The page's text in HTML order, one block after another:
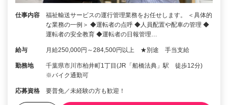
仕事内容
福祉輸送サービスの運行管理業務をお任せします。 ＜具体的
な業務の一例＞ ◆運転者の点呼 ◆人員配置や配車の管理 ◆
運転者の安全教育 ◆運転者の日報管理…
給与 月給250,000円～284,500円以上 ★別途 手当支給
勤務地
千葉県市川市柏井町1丁目(JR「船橋法典」駅 徒歩12分)
※バイク通勤可
応募資格 要普免／未経験の方も歓迎！